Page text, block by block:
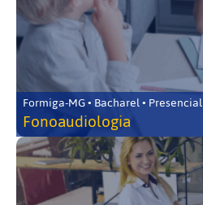
Formiga-MG • Bacharel • Presencial
Fonoaudiologia